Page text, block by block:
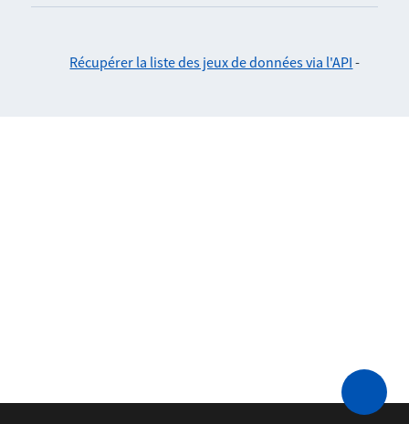
Récupérer la liste des jeux de données via l'API -